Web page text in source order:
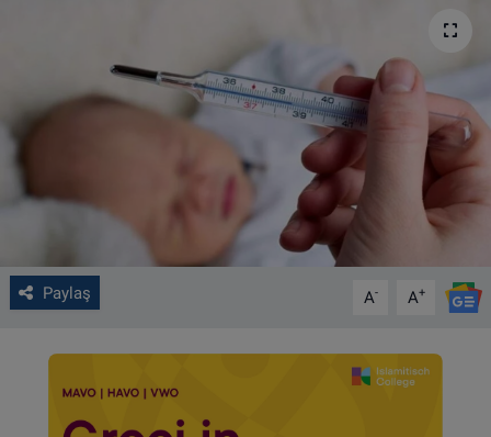
Paylaş A- A+
ALGEMENE VOORWAARDEN
Çerez Politikası